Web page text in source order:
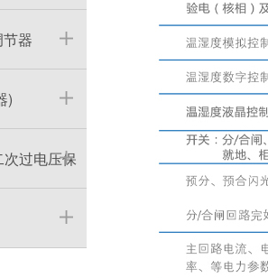
器
)
过电压保